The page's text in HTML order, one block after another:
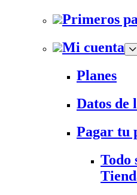
Primeros
Mi cuenta
Planes
Datos de
Pagar tu
Todo